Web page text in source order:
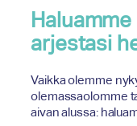
arjestasi
Vaikka olemme
olemassaolomme
aivan alussa: